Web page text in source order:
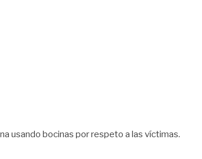
usando bocinas por respeto a las víctimas.